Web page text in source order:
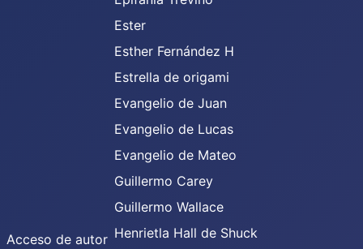
Acceso de autor
Ester
Esther Fernández H
Estrella de origami
Evangelio de Juan
Evangelio de Lucas
Evangelio de Mateo
Guillermo Carey
Guillermo Wallace
Henrietla Hall de Shuck